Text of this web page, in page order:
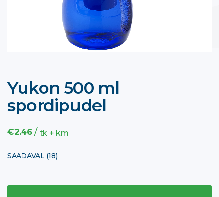
Yukon 500 ml
spordipudel
€2.46/ tk + km
SAADAVAL (18)